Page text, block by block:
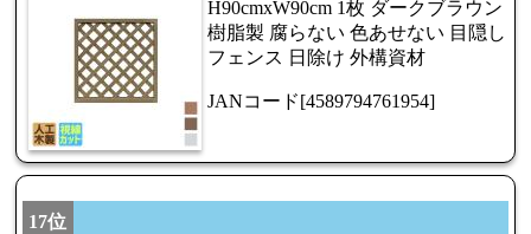
H90cmxW90cm 1枚 ダークブラウン
樹脂製 腐らない 色あせない 目隠し
フェンス 日除け 外構資材
JANコード[4589794761954]
17位